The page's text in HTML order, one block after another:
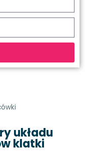
układu
klatki